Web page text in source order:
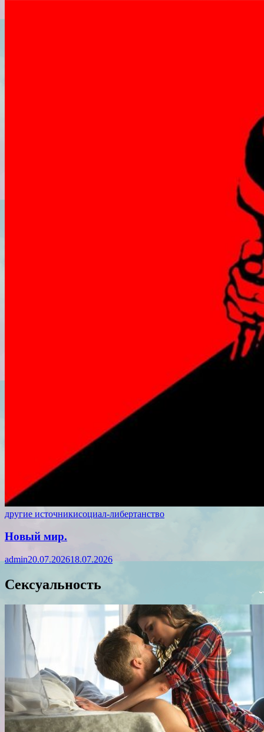
другие источникисоциал-либертанство
Новый мир.
admin20.07.202618.07.2026
Сексуальность